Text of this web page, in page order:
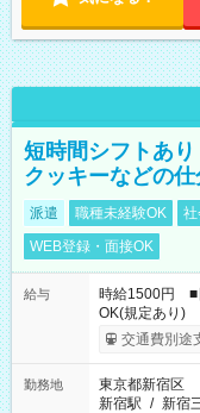
短時間シフトあ
クッキーなどの
派遣 職種未経験OK
WEB登録・面接OK
給与
時給1500円 ■
OK(規定あり)
交通費別途
勤務地
東京都新宿区
新宿駅 / 新宿